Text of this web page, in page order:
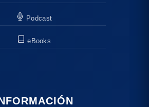
Podcast
eBooks